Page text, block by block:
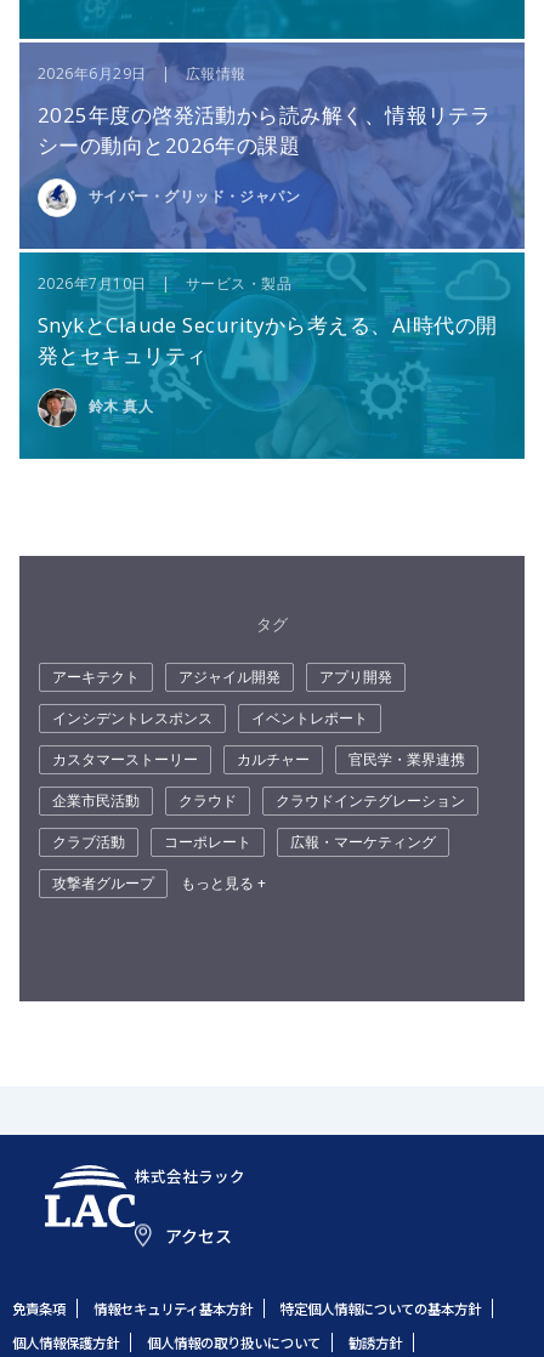
2026年6月29日 | 広報情報
2025年度の啓発活動から読み解く、情報リテラ
シーの動向と2026年の課題
サイバー・グリッド・ジャパン
2026年7月10日 | サービス・製品
SnykとClaude Securityから考える、AI時代の開
発とセキュリティ
鈴木 真人
タグ
アーキテクト アジャイル開発
アプリ開発
インシデントレスポンス
イベントレポート
カスタマーストーリー
カルチャー
官民学・業界連携
企業市民活動
クラウド
クラウドインテグレーション
クラブ活動
コーポレート
広報・マーケティング
攻撃者グループ
もっと見る +
株式会社ラック
アクセス
免責条項 情報セキュリティ基本方針
特定個人情報についての基本方針
個人情報保護方針
個人情報の取り扱いについて 勧誘方針